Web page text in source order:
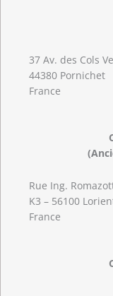
37 Av. des Cols
44380 Pornichet
France
Rue Ing.
K3 – 56100
France